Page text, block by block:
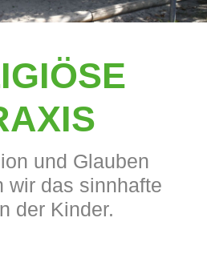
und Glauben
wir das sinnhafte
der Kinder.